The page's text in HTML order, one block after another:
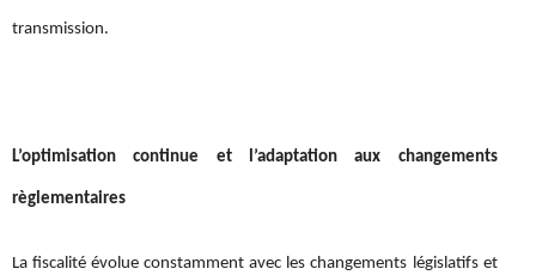
transmission.
L’optimisation continue et l’adaptation aux changements
règlementaires
La fiscalité évolue constamment avec les changements législatifs et